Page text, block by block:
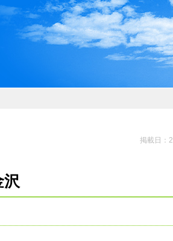
かわおでかけガ
掲載日：
沢